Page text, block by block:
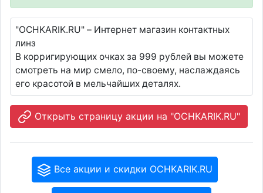
"OCHKARIK.RU" – Интернет магазин контактных
линз
В корригирующих очках за 999 рублей вы можете
смотреть на мир смело, по-своему, наслаждаясь
его красотой в мельчайших деталях.
Открыть страницу акции на "OCHKARIK.RU"
Все акции и скидки OCHKARIK.RU